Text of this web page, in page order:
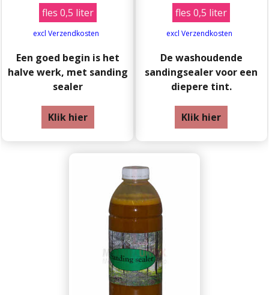
fles 0,5 liter
excl Verzendkosten
Een goed begin is het
halve werk, met sanding
sealer
Klik hier
fles 0,5 liter
excl Verzendkosten
De washoudende
sandingsealer voor een
diepere tint.
Klik hier